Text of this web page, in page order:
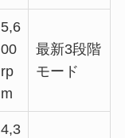
5,6
00
rp
m
最新3段階
モード
4,3